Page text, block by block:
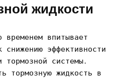
жидкости
временем впитывает
эффективности
тормозной системы․
тормозную жидкость в